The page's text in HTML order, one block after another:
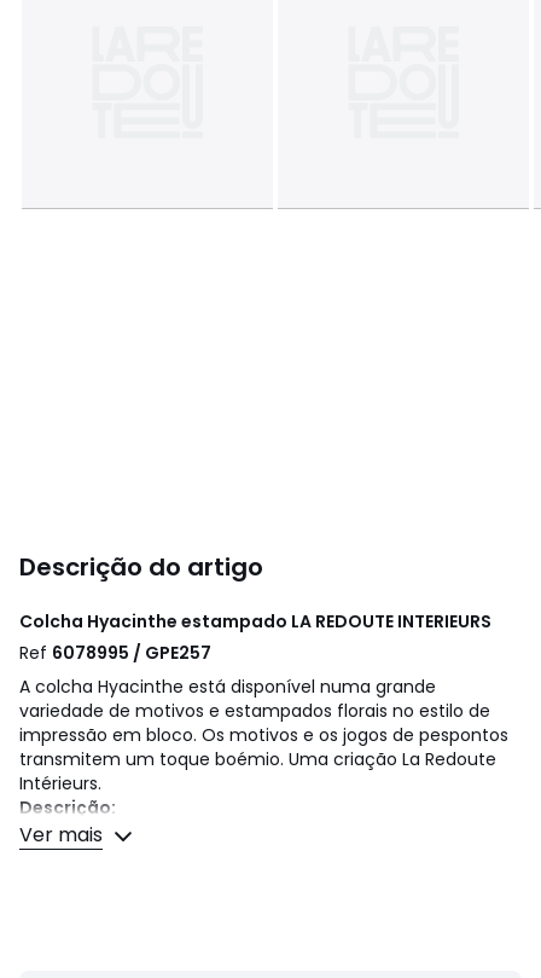
Descrição do artigo
Colcha Hyacinthe estampado LA REDOUTE INTERIEURS
Ref 6078995 / GPE257
A colcha Hyacinthe está disponível numa grande
variedade de motivos e estampados florais no estilo de
impressão em bloco. Os motivos e os jogos de pespontos
transmitem um toque boémio. Uma criação La Redoute
Intérieurs.
Descrição:
• Capa 100% algodão
• Enchimento 100% poliéster 120g/m²
Ver mais